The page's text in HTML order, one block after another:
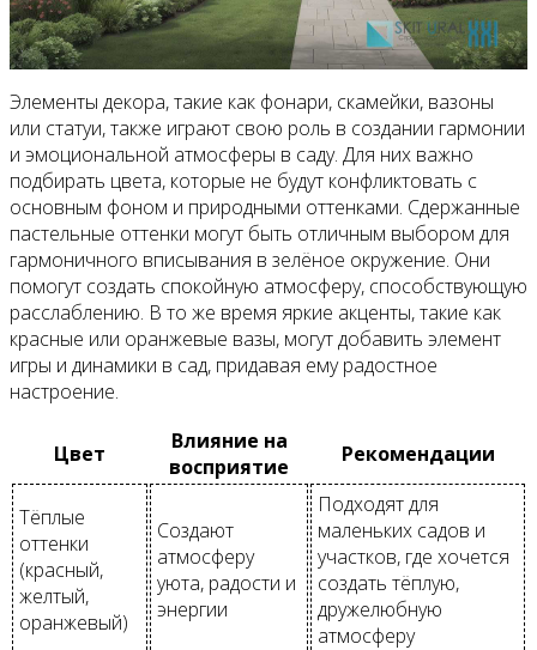
Элементы декора, такие как фонари, скамейки, вазоны
или статуи, также играют свою роль в создании гармонии
и эмоциональной атмосферы в саду. Для них важно
подбирать цвета, которые не будут конфликтовать с
основным фоном и природными оттенками. Сдержанные
пастельные оттенки могут быть отличным выбором для
гармоничного вписывания в зелёное окружение. Они
помогут создать спокойную атмосферу, способствующую
расслаблению. В то же время яркие акценты, такие как
красные или оранжевые вазы, могут добавить элемент
игры и динамики в сад, придавая ему радостное
настроение.
Цвет
Влияние на
восприятие
Рекомендации
Тёплые
оттенки
(красный,
желтый,
оранжевый)
Создают
атмосферу
уюта, радости и
энергии
Подходят для
маленьких садов и
участков, где хочется
создать тёплую,
дружелюбную
атмосферу